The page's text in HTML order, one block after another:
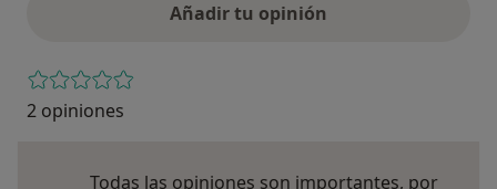
Añadir tu opinión
2 opiniones
Todas las opiniones son importantes, por